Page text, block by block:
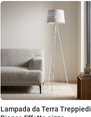
Lampada da Terra Treppiedi